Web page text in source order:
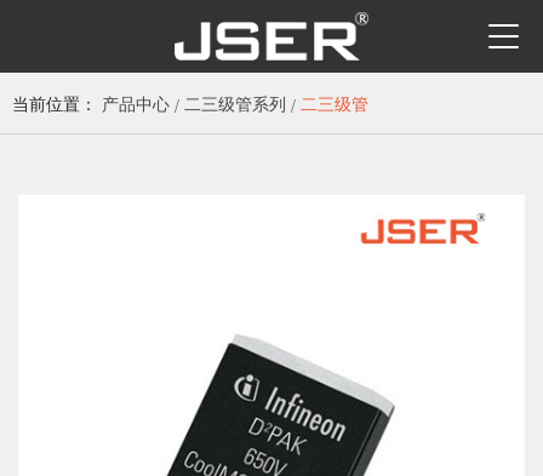
当前位置： 产品中心 / 二三级管系列 / 二三级管